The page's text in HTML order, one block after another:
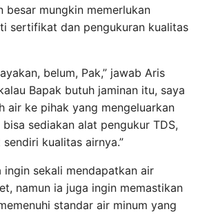
besar mungkin memerlukan
sertifikat dan pengukuran kualitas
belum, Pak,” jawab Aris
Bapak butuh jaminan itu, saya
air ke pihak yang mengeluarkan
sediakan alat pengukur TDS,
kualitas airnya.”
ingin sekali mendapatkan air
namun ia juga ingin memastikan
standar air minum yang